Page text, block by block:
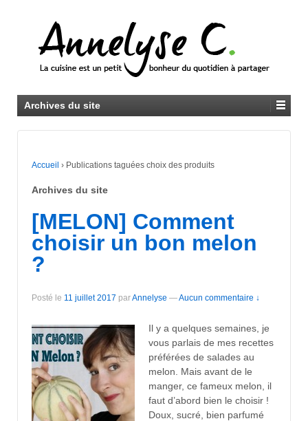
Archives du site
Accueil › Publications taguées choix des produits
Archives du site
[MELON] Comment
choisir un bon melon
?
Posté le 11 juillet 2017 parAnnelyse —Aucun commentaire ↓
Il y a quelques semaines, je
vous parlais de mes recettes
préférées de salades au
melon. Mais avant de le
manger, ce fameux melon, il
faut d’abord bien le choisir !
Doux, sucré, bien parfumé